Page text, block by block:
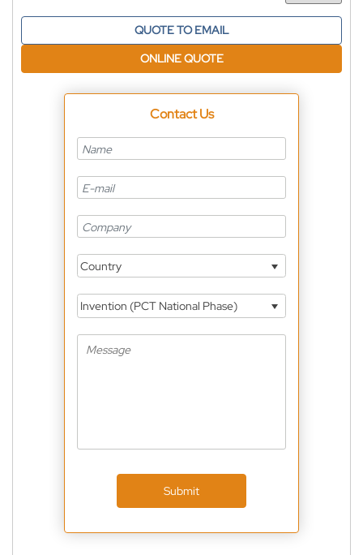
QUOTE TO EMAIL
ONLINE QUOTE
Contact Us
Country
Invention (PCT National Phase)
Submit